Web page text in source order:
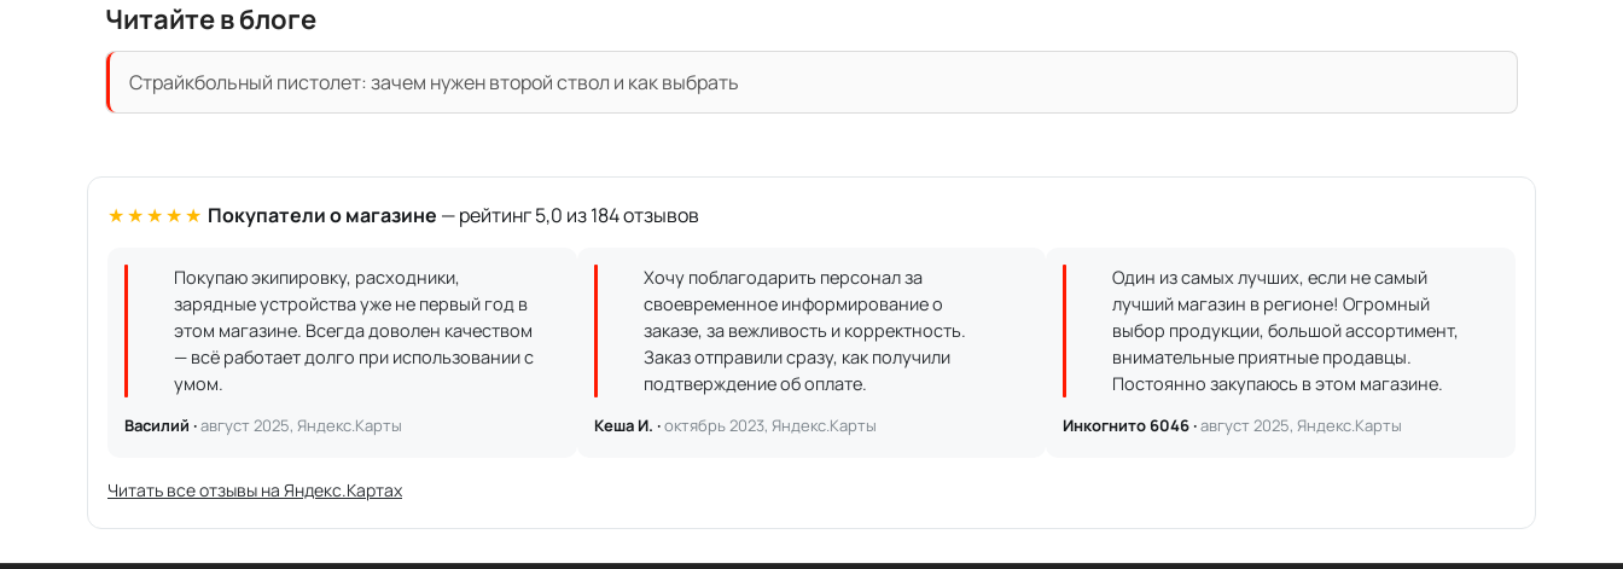
Читайте в блоге
Страйкбольный пистолет: зачем нужен второй ствол и как выбрать
★★★★★ Покупатели о магазине — рейтинг 5,0 из 184 отзывов
Покупаю экипировку, расходники,
зарядные устройства уже не первый год в
этом магазине. Всегда доволен качеством
— всё работает долго при использовании с
умом.
Василий ·август 2025, Яндекс.Карты
Хочу поблагодарить персонал за
своевременное информирование о
заказе, за вежливость и корректность.
Заказ отправили сразу, как получили
подтверждение об оплате.
Кеша И. ·октябрь 2023, Яндекс.Карты
Один из самых лучших, если не самый
лучший магазин в регионе! Огромный
выбор продукции, большой ассортимент,
внимательные приятные продавцы.
Постоянно закупаюсь в этом магазине.
Инкогнито 6046 ·август 2025, Яндекс.Карты
Читать все отзывы на Яндекс.Картах